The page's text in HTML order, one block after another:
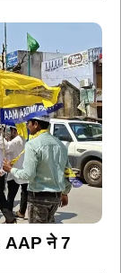
AAP ने 7